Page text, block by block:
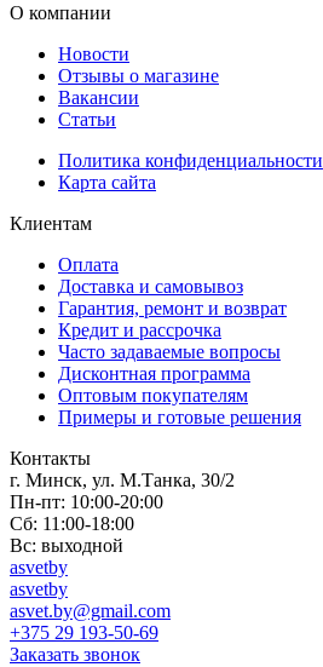
О компании
Новости
Отзывы о магазине
Вакансии
Статьи
Политика конфиденциальности
Карта сайта
Клиентам
Оплата
Доставка и самовывоз
Гарантия, ремонт и возврат
Кредит и рассрочка
Часто задаваемые вопросы
Дисконтная программа
Оптовым покупателям
Примеры и готовые решения
Контакты
г. Минск, ул. М.Танка, 30/2
Пн-пт: 10:00-20:00
Сб: 11:00-18:00
Вс: выходной
asvetby
asvetby
asvet.by@gmail.com
+375 29 193-50-69
Заказать звонок